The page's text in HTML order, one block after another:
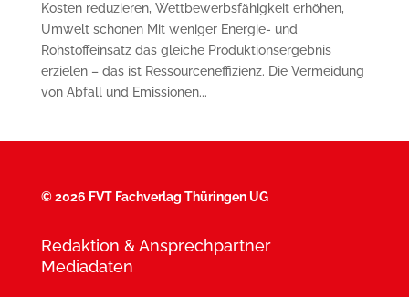
Kosten reduzieren, Wettbewerbsfähigkeit erhöhen,
Umwelt schonen Mit weniger Energie- und
Rohstoffeinsatz das gleiche Produktionsergebnis
erzielen – das ist Ressourceneffizienz. Die Vermeidung
von Abfall und Emissionen...
©2026 FVT Fachverlag Thüringen UG
Redaktion & Ansprechpartner
Mediadaten